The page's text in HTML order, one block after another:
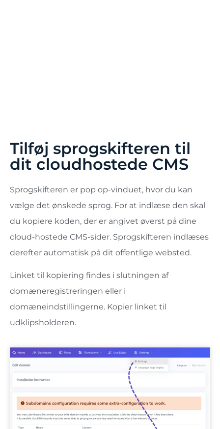
Tilføj sprogskifteren til
dit cloudhostede CMS
Sprogskifteren er pop op-vinduet, hvor du kan
vælge det ønskede sprog. For at indlæse den skal
du kopiere koden, der er angivet øverst på dine
cloud-hostede CMS-sider. Sprogskifteren indlæses
derefter automatisk på dit offentlige websted.
Linket til kopiering findes i slutningen af ​​
domæneregistreringen eller i
domæneindstillingerne. Kopier linket til
udklipsholderen.